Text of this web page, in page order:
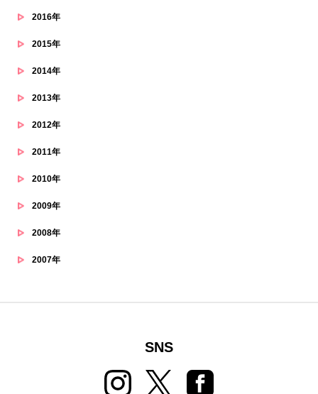
2016年
2015年
2014年
2013年
2012年
2011年
2010年
2009年
2008年
2007年
SNS